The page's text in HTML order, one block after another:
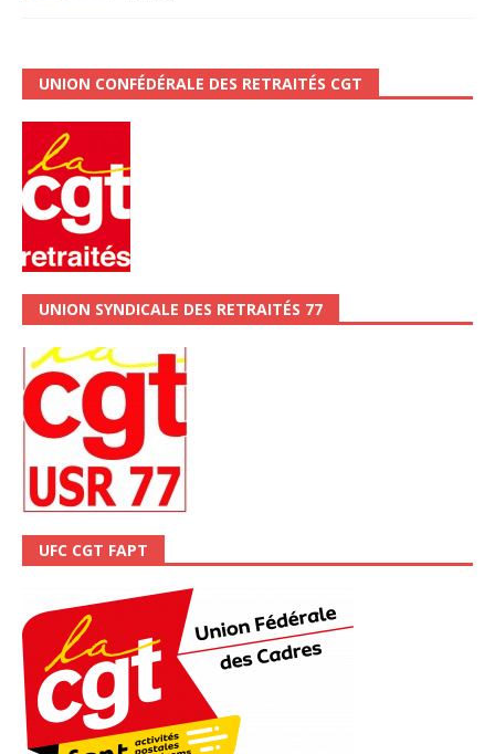
UNION CONFÉDÉRALE DES RETRAITÉS CGT
UNION SYNDICALE DES RETRAITÉS 77
UFC CGT FAPT